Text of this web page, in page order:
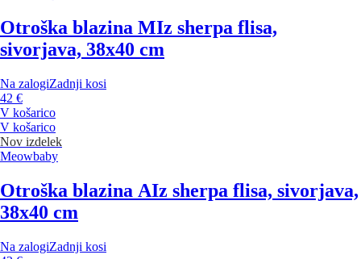
Otroška blazina MIz sherpa flisa,
sivorjava, 38x40 cm
Na zalogiZadnji kosi
42 €
V košarico
V košarico
Nov izdelek
Meowbaby
Otroška blazina AIz sherpa flisa, sivorjava,
38x40 cm
Na zalogiZadnji kosi